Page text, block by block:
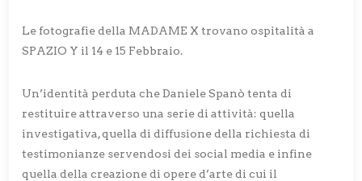
Le fotografie della MADAME X trovano ospitalità a
SPAZIO Y il 14 e 15 Febbraio.
Un’identità perduta che Daniele Spanò tenta di
restituire attraverso una serie di attività: quella
investigativa, quella di diffusione della richiesta di
testimonianze servendosi dei social media e infine
quella della creazione di opere d’arte di cui il